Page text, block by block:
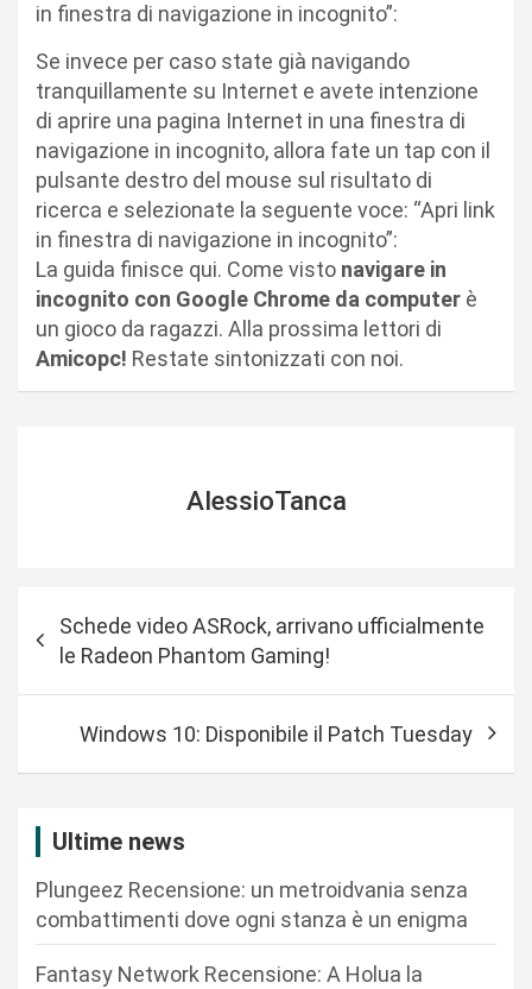
in finestra di navigazione in incognito”:
Se invece per caso state già navigando
tranquillamente su Internet e avete intenzione
di aprire una pagina Internet in una finestra di
navigazione in incognito, allora fate un tap con il
pulsante destro del mouse sul risultato di
ricerca e selezionate la seguente voce: “Apri link
in finestra di navigazione in incognito”:
La guida finisce qui. Come visto navigare in
incognito con Google Chrome da computer è
un gioco da ragazzi. Alla prossima lettori di
Amicopc! Restate sintonizzati con noi.
AlessioTanca
Schede video ASRock, arrivano ufficialmente
le Radeon Phantom Gaming!
Windows 10: Disponibile il Patch Tuesday
Ultime news
Plungeez Recensione: un metroidvania senza
combattimenti dove ogni stanza è un enigma
Fantasy Network Recensione: A Holua la